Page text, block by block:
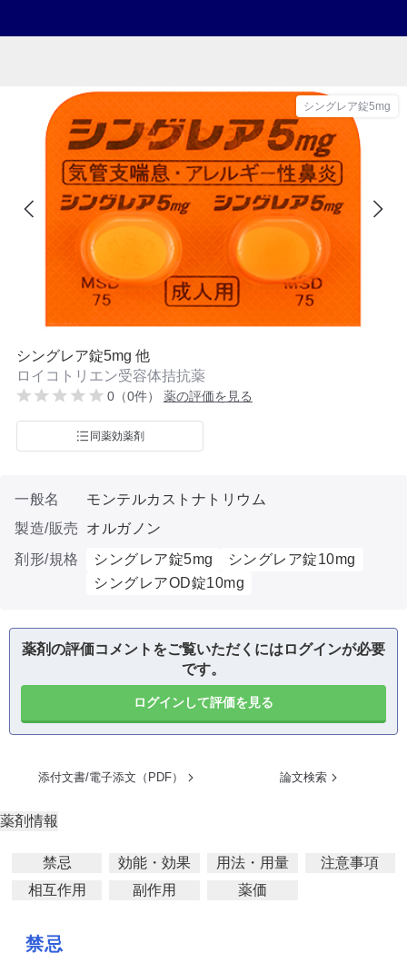
シングレア錠5mg
シングレア錠5mg 他
ロイコトリエン受容体拮抗薬
0（0件） 薬の評価を見る
同薬効薬剤
一般名
モンテルカストナトリウム
製造/販売
オルガノン
剤形/規格
シングレア錠5mg
シングレア錠10mg
シングレアOD錠10mg
薬剤の評価コメントをご覧いただくにはログインが必要
です。
ログインして評価を見る
添付文書/電子添文（PDF） 論文検索
薬剤情報
禁忌 効能・効果 用法・用量
注意事項
相互作用
副作用 薬価
禁忌